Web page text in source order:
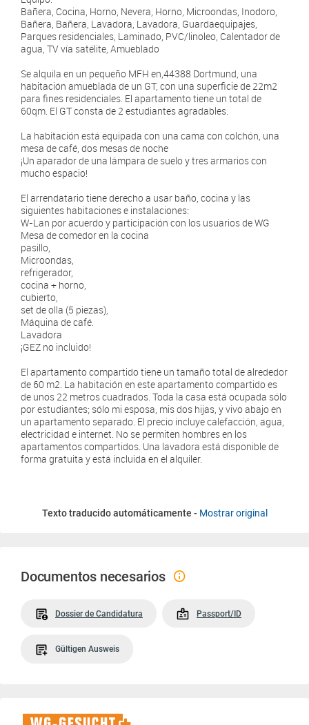
Bañera, Cocina, Horno, Nevera, Horno, Microondas, Inodoro,
Bañera, Bañera, Lavadora, Lavadora, Guardaequipajes,
Parques residenciales, Laminado, PVC/linoleo, Calentador de
agua, TV vía satélite, Amueblado
Se alquila en un pequeño MFH en,44388 Dortmund, una
habitación amueblada de un GT, con una superficie de 22m2
para fines residenciales. El apartamento tiene un total de
60qm. El GT consta de 2 estudiantes agradables.
La habitación está equipada con una cama con colchón, una
mesa de café, dos mesas de noche
¡Un aparador de una lámpara de suelo y tres armarios con
mucho espacio!
El arrendatario tiene derecho a usar baño, cocina y las
siguientes habitaciones e instalaciones:
W-Lan por acuerdo y participación con los usuarios de WG
Mesa de comedor en la cocina
pasillo,
Microondas,
refrigerador,
cocina + horno,
cubierto,
set de olla (5 piezas),
Máquina de café.
Lavadora
¡GEZ no incluido!
El apartamento compartido tiene un tamaño total de alrededor
de 60 m2. La habitación en este apartamento compartido es
de unos 22 metros cuadrados. Toda la casa está ocupada sólo
por estudiantes; sólo mi esposa, mis dos hijas, y vivo abajo en
un apartamento separado. El precio incluye calefacción, agua,
electricidad e internet. No se permiten hombres en los
apartamentos compartidos. Una lavadora está disponible de
forma gratuita y está incluida en el alquiler.
Texto traducido automáticamente - Mostrar original
Documentos necesarios
Dossier de Candidatura Passport/ID
Gültigen Ausweis
WG-